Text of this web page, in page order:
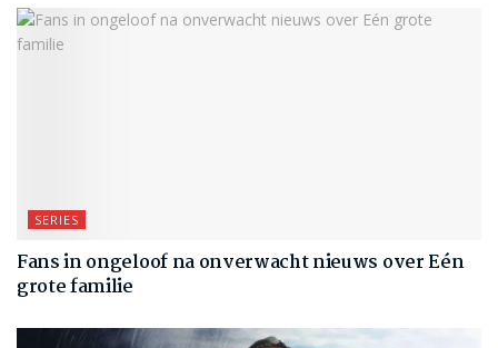
SERIES
Fans in ongeloof na onverwacht nieuws over Eén
grote familie